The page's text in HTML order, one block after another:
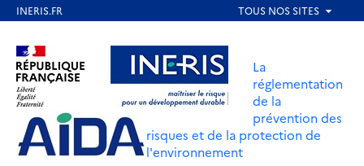
contenu
principal
Aller au contenu Aller au menu
Aller au pied de page
La
réglementation
de la
prévention des
risques et de la protection de
l'environnement